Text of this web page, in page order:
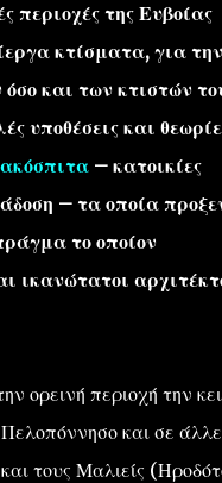
ABOUT
περιοχές της Ευβοίας
κτίσματα, για την
και των κτιστών
υποθέσεις και
– κατοικίες
– τα οποία
το οποίον
ικανώτατοι
ορεινή περιοχή την
και σε
τους Μαλιείς